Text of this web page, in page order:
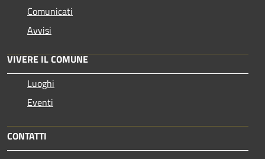
Comunicati
Avvisi
VIVERE IL COMUNE
Luoghi
Eventi
CONTATTI